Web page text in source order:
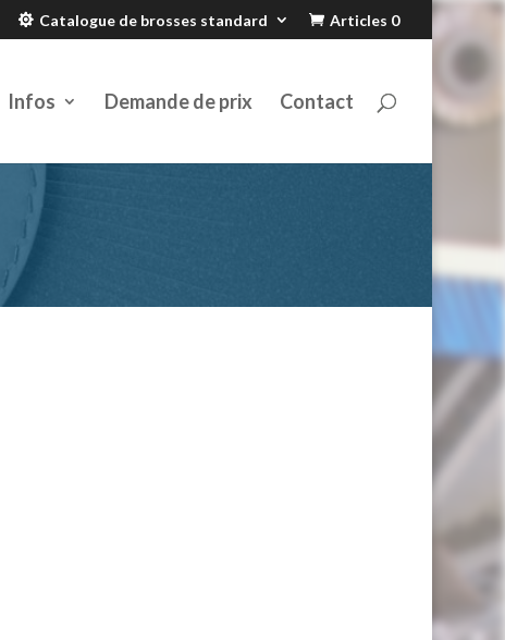
Catalogue de brosses standard Articles 0
Infos Demande de prix Contact